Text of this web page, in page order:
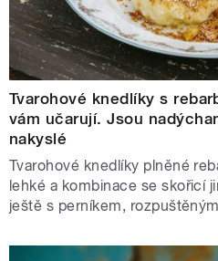
Tvarohové knedlíky s
vám učarují. Jsou
nakyslé
Tvarohové knedlíky plněné
lehké a kombinace se skořicí
ještě s perníkem,